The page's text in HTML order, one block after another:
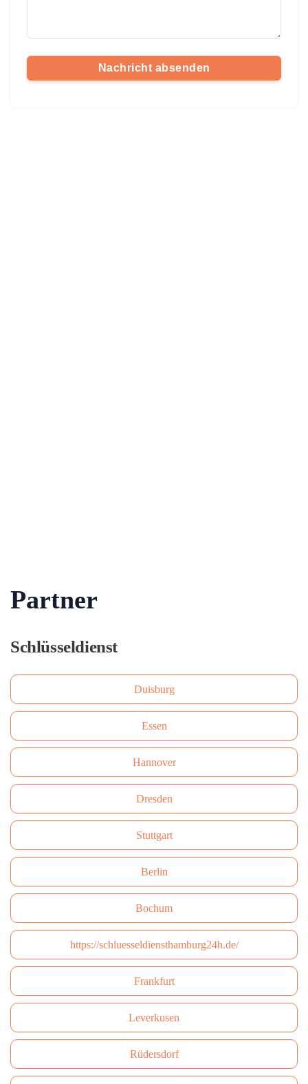
Nachricht absenden
Partner
Schlüsseldienst
Duisburg
Essen
Hannover
Dresden
Stuttgart
Berlin
Bochum
https://schluesseldiensthamburg24h.de/
Frankfurt
Leverkusen
Rüdersdorf